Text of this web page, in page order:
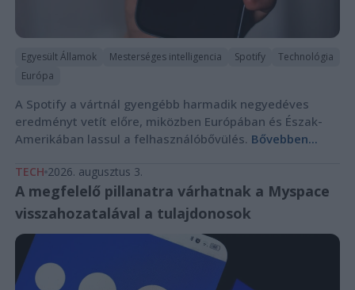
Egyesült Államok Mesterséges intelligencia Spotify
Technológia
Európa
A Spotify a vártnál gyengébb harmadik negyedéves
eredményt vetít előre, miközben Európában és Észak-
Amerikában lassul a felhasználóbővülés. Bővebben...
TECH 2026. augusztus 3.
A megfelelő pillanatra várhatnak a Myspace
visszahozatalával a tulajdonosok